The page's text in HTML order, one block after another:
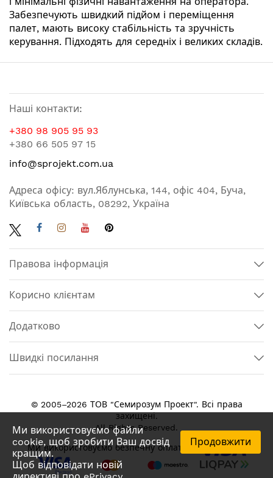
Ми використовуємо файли
cookie, щоб зробити Ваш досвід
кращим.
Щоб відповідати новій
Продовжити
Забезпечують швидкий підйом і переміщення
палет, мають високу стабільність та зручність
керування. Підходять для середніх і великих складів.
Наші контакти:
+380 98 905 95 93
+380 66 505 97 15
info@sprojekt.com.ua
Адреса офісу: вул.Яблунська, 144, офіс 404, Буча,
Київська область, 08292, Україна
Правова інформація
Корисно клієнтам
Додатково
Швидкі посилання
© 2005–2026 ТОВ "Семирозум Проект". Всі права
захищені.
All Rights Reserved.
Ми використовуємо безпечну оплату